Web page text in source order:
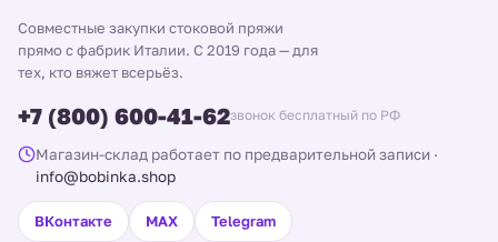
Совместные закупки стоковой пряжи
прямо с фабрик Италии. С 2019 года — для
тех, кто вяжет всерьёз.
+7 (800) 600-41-62звонок бесплатный по РФ
Магазин-склад работает по предварительной записи ·
info@bobinka.shop
ВКонтакте MAX Telegram